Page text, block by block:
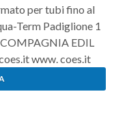
per tubi fino al
Term Padiglione 1
EDIL
www. coes.it